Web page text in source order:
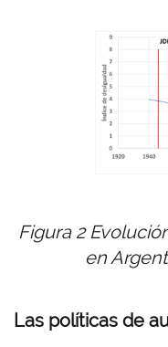
Figura 2
en
Las políticas de